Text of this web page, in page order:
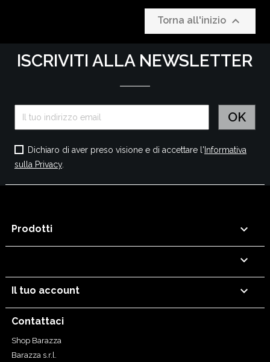
Torna all'inizio 
ISCRIVITI ALLA NEWSLETTER
Dichiaro di aver preso visione e di accettare l' Informativa
sulla Privacy.
Prodotti 

Il tuo account 
Contattaci
Shop Barazza
Barazza s.r.l.